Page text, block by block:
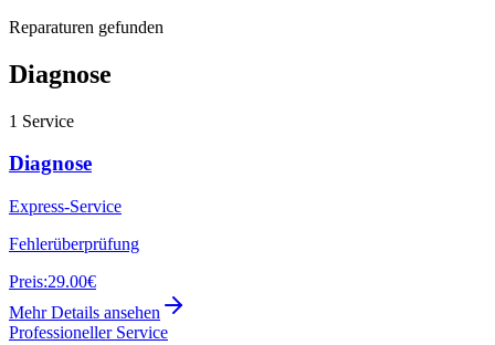
Reparaturen gefunden
Diagnose
1 Service
Diagnose
Express-Service
Fehlerüberprüfung
Preis:29.00€
Mehr Details ansehen
Professioneller Service